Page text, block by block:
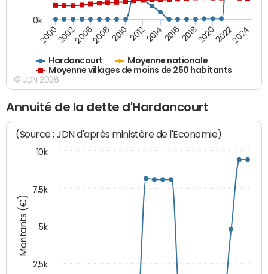
Hardancourt
Moyenne nationale
Moyenne villages de moins de 250 habitants
20002002200620082010 2012201420162018202020222024
0k
© JDN 2026
Annuité de la dette d'Hardancourt
Montants (€)
(Source : JDN d'après ministère de l'Economie)
2,5k
5k
7,5k
10k